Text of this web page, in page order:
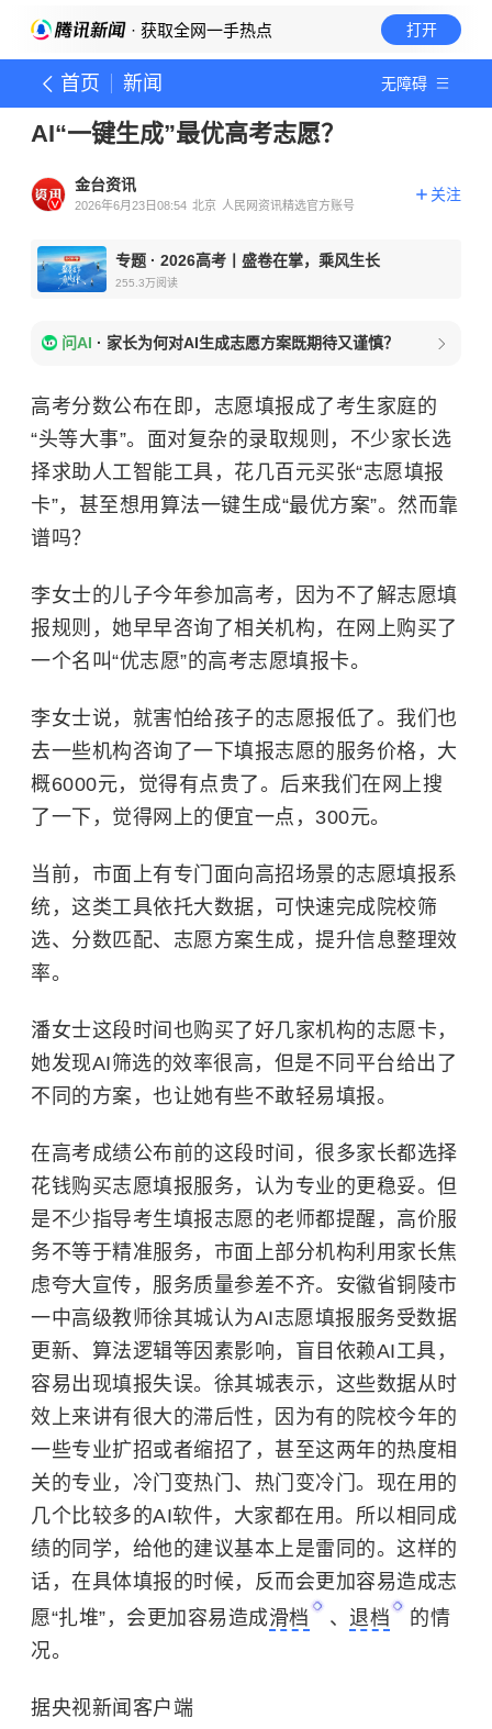
· 获取全网一手热点 打开
首页 新闻 无障碍
AI“一键生成”最优高考志愿？
金台资讯
2026年6月23日08:54 北京 人民网资讯精选官方账号
关注
专题 · 2026高考丨盛卷在掌，乘风生长
255.3万阅读
问AI · 家长为何对AI生成志愿方案既期待又谨慎？
高考分数公布在即，志愿填报成了考生家庭的
“头等大事”。面对复杂的录取规则，不少家长选
择求助人工智能工具，花几百元买张“志愿填报
卡”，甚至想用算法一键生成“最优方案”。然而靠
谱吗？
李女士的儿子今年参加高考，因为不了解志愿填
报规则，她早早咨询了相关机构，在网上购买了
一个名叫“优志愿”的高考志愿填报卡。
李女士说，就害怕给孩子的志愿报低了。我们也
去一些机构咨询了一下填报志愿的服务价格，大
概6000元，觉得有点贵了。后来我们在网上搜
了一下，觉得网上的便宜一点，300元。
当前，市面上有专门面向高招场景的志愿填报系
统，这类工具依托大数据，可快速完成院校筛
选、分数匹配、志愿方案生成，提升信息整理效
率。
潘女士这段时间也购买了好几家机构的志愿卡，
她发现AI筛选的效率很高，但是不同平台给出了
不同的方案，也让她有些不敢轻易填报。
在高考成绩公布前的这段时间，很多家长都选择
花钱购买志愿填报服务，认为专业的更稳妥。但
是不少指导考生填报志愿的老师都提醒，高价服
务不等于精准服务，市面上部分机构利用家长焦
虑夸大宣传，服务质量参差不齐。安徽省铜陵市
一中高级教师徐其城认为AI志愿填报服务受数据
更新、算法逻辑等因素影响，盲目依赖AI工具，
容易出现填报失误。徐其城表示，这些数据从时
效上来讲有很大的滞后性，因为有的院校今年的
一些专业扩招或者缩招了，甚至这两年的热度相
关的专业，冷门变热门、热门变冷门。现在用的
几个比较多的AI软件，大家都在用。所以相同成
绩的同学，给他的建议基本上是雷同的。这样的
话，在具体填报的时候，反而会更加容易造成志
愿“扎堆”，会更加容易造成滑档 、 退档
的情
况。
据央视新闻客户端